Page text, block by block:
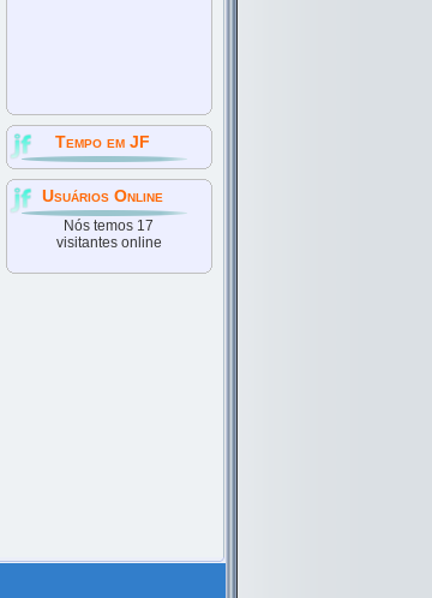
Tempo em JF
Usuários Online
Nós temos 17
visitantes online